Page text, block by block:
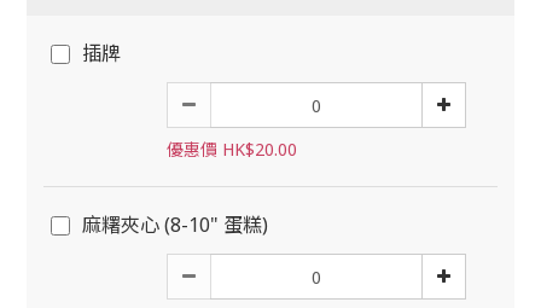
插牌
優惠價 HK$20.00
麻糬夾心 (8-10" 蛋糕)